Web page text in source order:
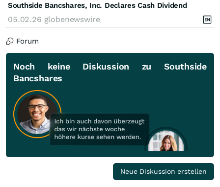
Southside Bancshares, Inc. Declares Cash Dividend
05.02.26 globenewswire
Forum
Noch keine Diskussion zu Southside
Bancshares
Neue Diskussion erstellen